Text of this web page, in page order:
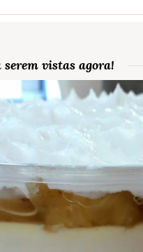
serem vistas agora!